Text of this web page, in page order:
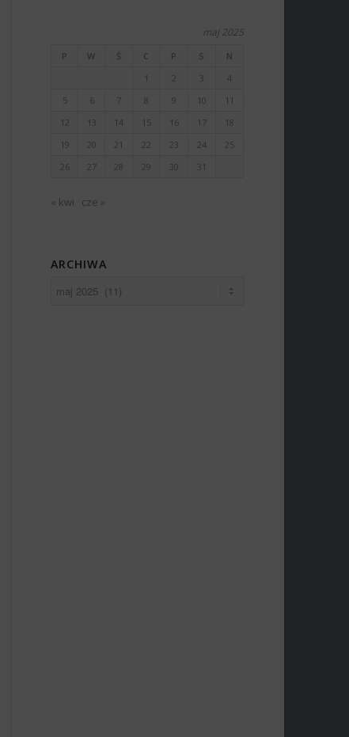
maj 2025
P W Ś C P S
N
1
2 3
4
5
6 7 8 9 10
11
12
13 14 15 16 17
18
19
20 21 22 23 24
25
26
27 28 29 30 31
« kwi cze »
ARCHIWA